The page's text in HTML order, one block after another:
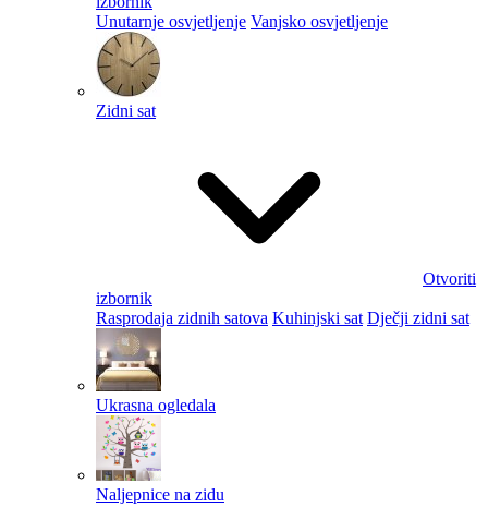
Unutarnje osvjetljenje Vanjsko osvjetljenje
Zidni sat
Otvoriti
izbornik
Rasprodaja zidnih satova Kuhinjski sat Dječji zidni sat
Ukrasna ogledala
Naljepnice na zidu